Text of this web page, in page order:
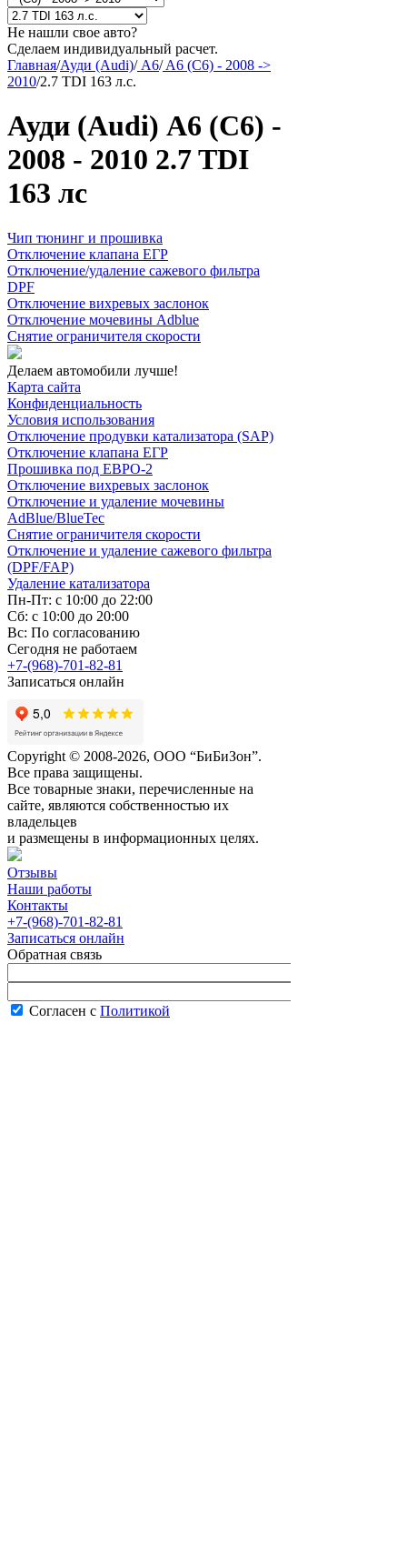
Не нашли свое авто?
Сделаем индивидуальный расчет.
Главная/Ауди (Audi)/A6/A6 (C6) - 2008 ->
2010/2.7 TDI 163 л.с.
Ауди (Audi) A6 (C6) -
2008 - 2010 2.7 TDI
163 лс
Чип тюнинг и прошивка
Отключение клапана ЕГР
Отключение/удаление сажевого фильтра
DPF
Отключение вихревых заслонок
Отключение мочевины Adblue
Снятие ограничителя скорости
Делаем автомобили лучше!
Карта сайта
Конфиденциальность
Условия использования
Отключение продувки катализатора (SAP)
Отключение клапана ЕГР
Прошивка под ЕВРО-2
Отключение вихревых заслонок
Отключение и удаление мочевины
AdBlue/BlueTec
Снятие ограничителя скорости
Отключение и удаление сажевого фильтра
(DPF/FAP)
Удаление катализатора
Пн-Пт: с 10:00 до 22:00
Сб: с 10:00 до 20:00
Вс: По согласованию
Сегодня не работаем
+7-(968)-701-82-81
Записаться онлайн
Copyright © 2008-2026, ООО “БиБиЗон”.
Все права защищены.
Все товарные знаки, перечисленные на
сайте, являются собственностью их
владельцев
и размещены в информационных целях.
Отзывы
Наши работы
Контакты
+7-(968)-701-82-81
Записаться онлайн
Обратная связь
Согласен с Политикой